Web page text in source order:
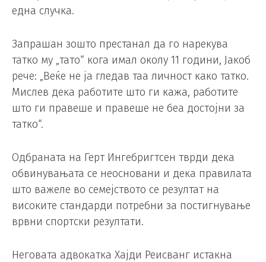
една случка.
Запрашан зошто престанал да го нарекува
татко му „тато“ кога имал околу 11 години, Јакоб
рече: „Веќе не ја гледав таа личност како татко.
Мислев дека работите што ги кажа, работите
што ги правеше и правеше не беа достојни за
татко“.
Одбраната на Герт Ингебригтсен тврди дека
обвинувањата се неосновани и дека правилата
што важеле во семејството се резултат на
високите стандарди потребни за постигнување
врвни спортски резултати.
Неговата адвокатка Хајди Реисванг истакна